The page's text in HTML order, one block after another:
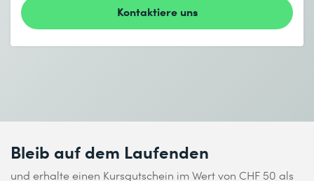
* Pflichtfelder
genommen.
Absenden
Kontaktiere uns
Bleib auf dem Laufenden
und erhalte einen Kursgutschein im Wert von CHF 50 als